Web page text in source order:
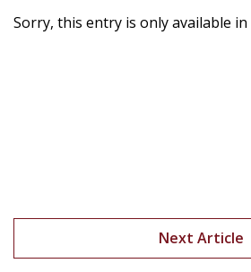
Sorry, this entry is only available in
Next Article